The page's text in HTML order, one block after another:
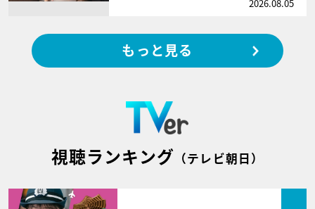
2026.08.05
もっと見る
視聴ランキング （テレビ朝日）